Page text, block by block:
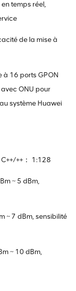
temps réel,
de la mise à
à 16 ports GPON
avec ONU pour
système Huawei
++： 1:128
~ 5 dBm,
~ 7 dBm, sensibilité
~ 10 dBm,